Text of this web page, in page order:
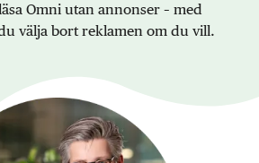
Omni utan annonser – med
välja bort reklamen om du vill.